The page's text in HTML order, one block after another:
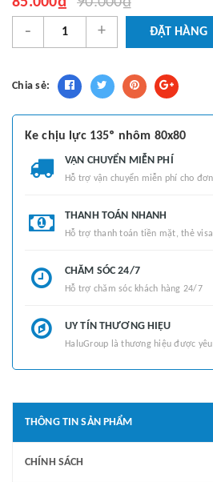
- + ĐẶT HÀNG
Chia sẻ:
Ke chịu lực 135º nhôm 80x80
VẬN CHUYỂN MIỄN PHÍ
Hỗ trợ vận chuyển miễn phí cho
THANH TOÁN NHANH
Hỗ trợ thanh toán tiền mặt, thẻ
CHĂM SÓC 24/7
Hỗ trợ chăm sóc khách hàng 24/7
UY TÍN THƯƠNG HIỆU
HaluGroup là thương hiệu được
THÔNG TIN SẢN PHẨM
CHÍNH SÁCH